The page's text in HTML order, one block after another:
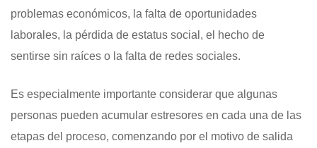
problemas económicos, la falta de oportunidades
laborales, la pérdida de estatus social, el hecho de
sentirse sin raíces o la falta de redes sociales.
Es especialmente importante considerar que algunas
personas pueden acumular estresores en cada una de las
etapas del proceso, comenzando por el motivo de salida